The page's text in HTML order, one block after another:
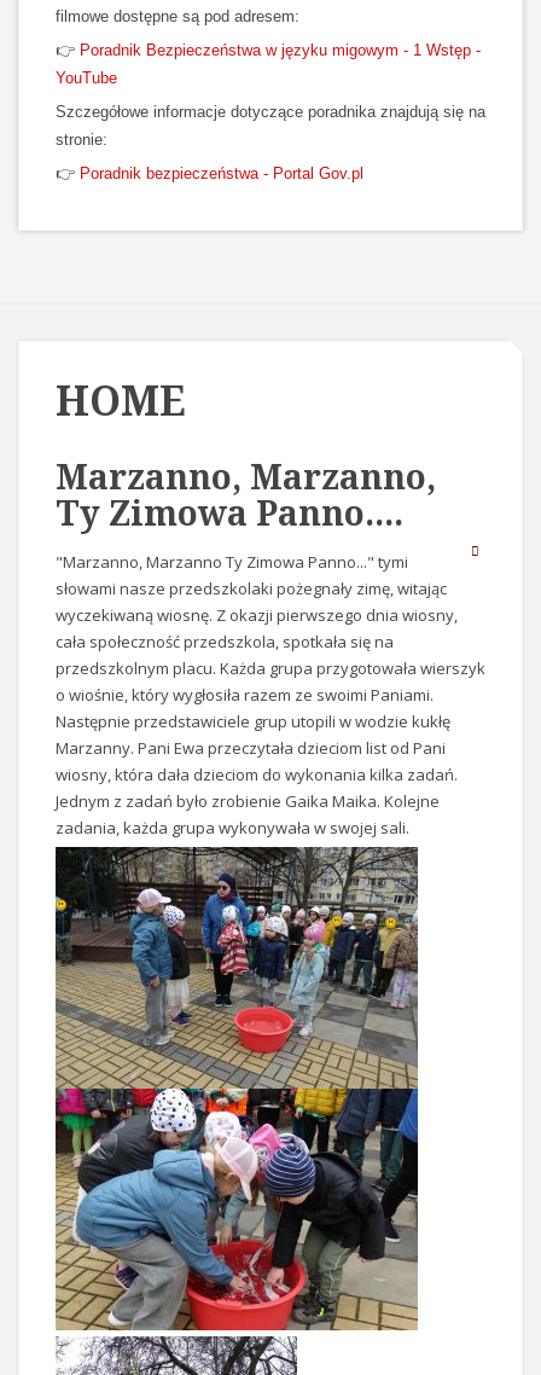
filmowe dostępne są pod adresem:
👉 Poradnik Bezpieczeństwa w języku migowym - 1 Wstęp -
YouTube
Szczegółowe informacje dotyczące poradnika znajdują się na
stronie:
👉 Poradnik bezpieczeństwa - Portal Gov.pl
HOME
Marzanno, Marzanno,
Ty Zimowa Panno....
"Marzanno, Marzanno Ty Zimowa Panno..." tymi
słowami nasze przedszkolaki pożegnały zimę, witając
wyczekiwaną wiosnę. Z okazji pierwszego dnia wiosny,
cała społeczność przedszkola, spotkała się na
przedszkolnym placu. Każda grupa przygotowała wierszyk
o wiośnie, który wygłosiła razem ze swoimi Paniami.
Następnie przedstawiciele grup utopili w wodzie kukłę
Marzanny. Pani Ewa przeczytała dzieciom list od Pani
wiosny, która dała dzieciom do wykonania kilka zadań.
Jednym z zadań było zrobienie Gaika Maika. Kolejne
zadania, każda grupa wykonywała w swojej sali.